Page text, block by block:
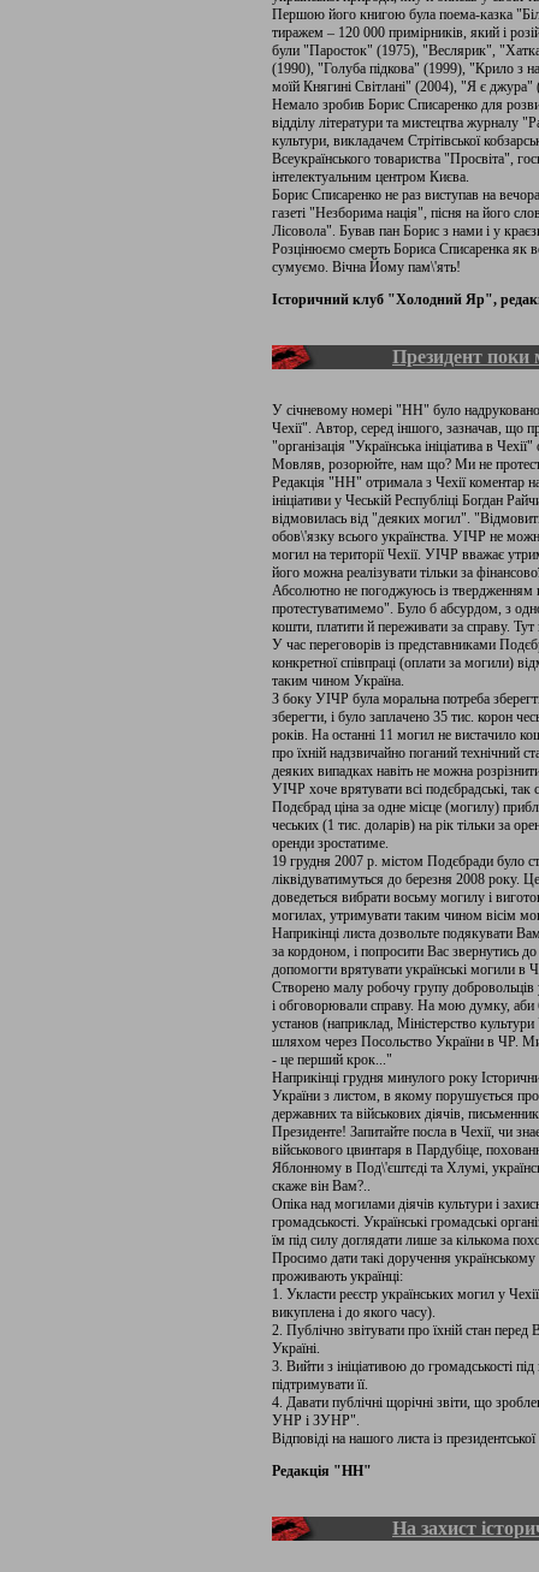
Першою його книгою була поема-казка
тиражем – 120 000 примірників, який і
були "Паросток" (1975), "Веслярик",
(1990), "Голуба підкова" (1999), "Крило з
моїй Княгині Світлані" (2004), "Я є
Немало зробив Борис Списаренко для
відділу літератури та мистецтва журналу
культури, викладачем Стрітівської
Всеукраїнського товариства "Просвіта",
інтелектуальним центром Києва.
Борис Списаренко не раз виступав на
газеті "Незборима нація", пісня на його
Лісовола". Бував пан Борис з нами і у
Розцінюємо смерть Бориса Списаренка як
сумуємо. Вічна Йому пам\'ять!
Історичний клуб "Холодний Яр",
Президент поки
У січневому номері "НН" було
Чехії". Автор, серед іншого, зазначав, що
"організація "Українська ініціатива в
Мовляв, розорюйте, нам що? Ми не
Редакція "НН" отримала з Чехії коментар
ініціативи у Чеській Республіці Богдан
відмовилась від "деяких могил".
обов\'язку всього українства. УІЧР не
могил на території Чехії. УІЧР вважає
його можна реалізувати тільки за
Абсолютно не погоджуюсь із
протестуватимемо". Було б абсурдом, з
кошти, платити й переживати за справу.
У час переговорів із представниками
конкретної співпраці (оплати за могили)
таким чином Україна.
З боку УІЧР була моральна потреба
зберегти, і було заплачено 35 тис. корон
років. На останні 11 могил не вистачило
про їхній надзвичайно поганий технічний
деяких випадках навіть не можна
УІЧР хоче врятувати всі подєбрадські,
Подєбрад ціна за одне місце (могилу)
чеських (1 тис. доларів) на рік тільки за
оренди зростатиме.
19 грудня 2007 р. містом Подєбради було
ліквідуватимуться до березня 2008 року.
доведеться вибрати восьму могилу і
могилах, утримувати таким чином вісім
Наприкінці листа дозвольте подякувати
за кордоном, і попросити Вас звернутись
допомогти врятувати українські могили в
Створено малу робочу групу добровольців
і обговорювали справу. На мою думку, аби
установ (наприклад, Міністерство
шляхом через Посольство України в ЧР.
- це перший крок..."
Наприкінці грудня минулого року
України з листом, в якому порушується
державних та військових діячів,
Президенте! Запитайте посла в Чехії, чи
військового цвинтаря в Пардубіце,
Яблонному в Под\'єштєді та Хлумі,
скаже він Вам?..
Опіка над могилами діячів культури і
громадськості. Українські громадські
їм під силу доглядати лише за кількома
Просимо дати такі доручення
проживають українці:
1. Укласти реєстр українських могил у
викуплена і до якого часу).
2. Публічно звітувати про їхній стан
Україні.
3. Вийти з ініціативою до громадськості
підтримувати її.
4. Давати публічні щорічні звіти, що
УНР і ЗУНР".
Відповіді на нашого листа із
Редакція "НН"
На захист